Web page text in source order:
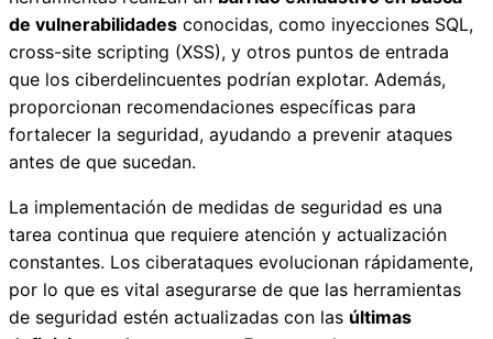
de vulnerabilidades conocidas, como inyecciones SQL,
cross-site scripting (XSS), y otros puntos de entrada
que los ciberdelincuentes podrían explotar. Además,
proporcionan recomendaciones específicas para
fortalecer la seguridad, ayudando a prevenir ataques
antes de que sucedan.
La implementación de medidas de seguridad es una
tarea continua que requiere atención y actualización
constantes. Los ciberataques evolucionan rápidamente,
por lo que es vital asegurarse de que las herramientas
de seguridad estén actualizadas con las últimas